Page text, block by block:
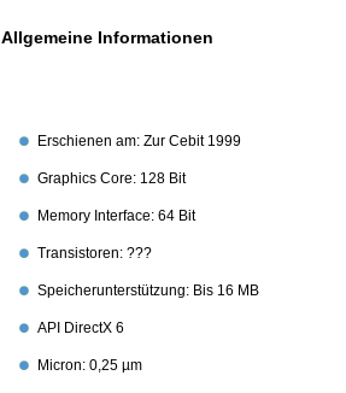
Allgemeine Informationen
Erschienen am: Zur Cebit 1999
Graphics Core: 128 Bit
Memory Interface: 64 Bit
Transistoren: ???
Speicherunterstützung: Bis 16 MB
API DirectX 6
Micron: 0,25 µm